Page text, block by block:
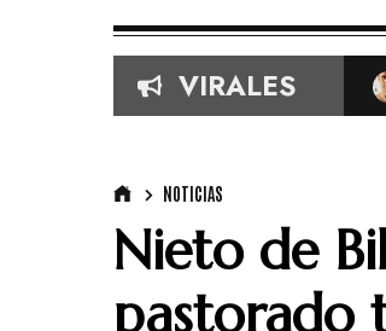
VIRALES
NOTICIAS
Nieto de
pastorado